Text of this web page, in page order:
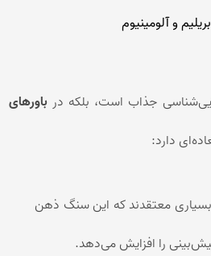
و آلومینیوم
جذاب است، بلکه در باورهای
دارد:
معتقدند که این سنگ ذهن
را افزایش می‌دهد.